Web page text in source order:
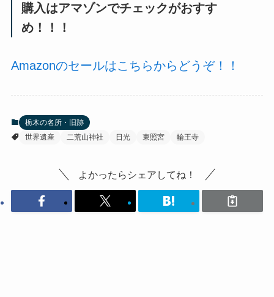
購入はアマゾンでチェックがおすす
め！！！
Amazonのセールはこちらからどうぞ！！
栃木の名所・旧跡
世界遺産
二荒山神社 日光 東照宮 輪王寺
よかったらシェアしてね！